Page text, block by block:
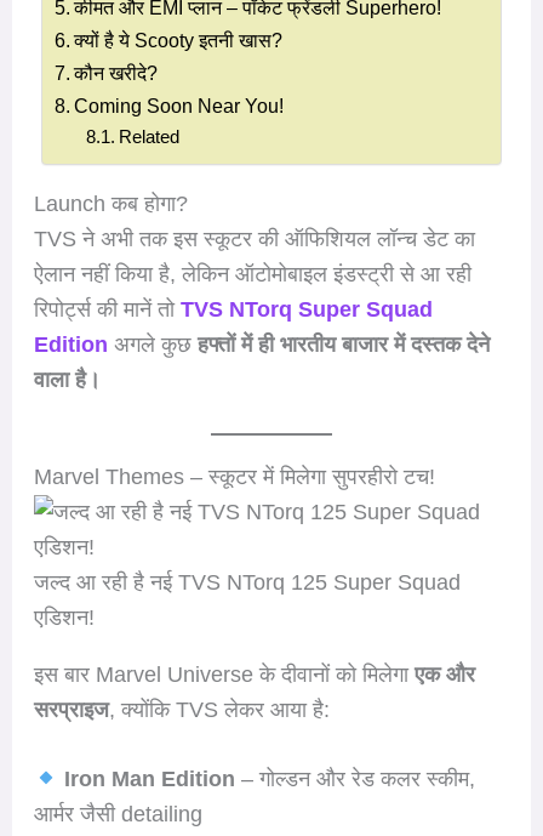
कीमत और EMI प्लान – पॉकेट फ्रेंडली Superhero!
क्यों है ये Scooty इतनी खास?
कौन खरीदे?
Coming Soon Near You!
Related
Launch कब होगा?
TVS ने अभी तक इस स्कूटर की ऑफिशियल लॉन्च डेट का
ऐलान नहीं किया है, लेकिन ऑटोमोबाइल इंडस्ट्री से आ रही
रिपोर्ट्स की मानें तो TVS NTorq Super Squad
Edition अगले कुछहफ्तों में ही भारतीय बाजार में दस्तक देने
वाला है।
Marvel Themes – स्कूटर में मिलेगा सुपरहीरो टच!
जल्द आ रही है नई TVS NTorq 125 Super Squad
एडिशन!
इस बार Marvel Universe के दीवानों को मिलेगाएक और
सरप्राइज, क्योंकि TVS लेकर आया है:
Iron Man Edition – गोल्डन और रेड कलर स्कीम,
आर्मर जैसी detailing